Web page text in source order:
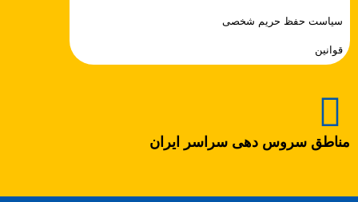
سیاست حفظ حریم شخصی
قوانین
مناطق سروس دهی سراسر ایران